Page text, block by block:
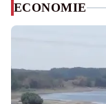
ECONOMIE